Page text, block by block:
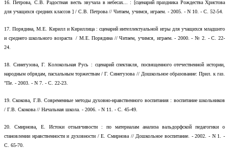
16.
Петрова, С.В. Радостная весть звучала в небесах... : [сценарий праздника Рождества Христова
для учащихся средних классов ] / С.В. Петрова // Читаем, учимся, играем. - 2005. - N 10. - С. 52-54.
17. Порядина, М.Е. Кирилл и Кириллица : сценарий интеллектуальной игры для учащихся младшего
и среднего школьного возраста / М.Е. Порядина // Читаем, учимся, играем. - 2000. - № 2. - С. 22-
24.
18.
Синегузова, Г. Колокольная Русь : сценарий спектакля, посвященного отечественной истории,
народным обрядам, пасхальным торжествам / Г. Синегузова // Дошкольное образование: Прил. к газ.
"Пе. - 2003. - N 7. - С. 22-23.
19. Скокова, Г.В. Современные методы духовно-нравственного воспитания : воспитание школьников
/ Г.В. Скокова // Начальная школа. - 2006. - N 11. - С. 45-49.
20.
Смирнова, Е. Истоки отзывчивости : по материалам анализа вальдорфской педагогики о
становлении нравственности и духовности / Е. Смирнова // Дошкольное воспитание. - 2002. - N 1. -
С. 65-70.